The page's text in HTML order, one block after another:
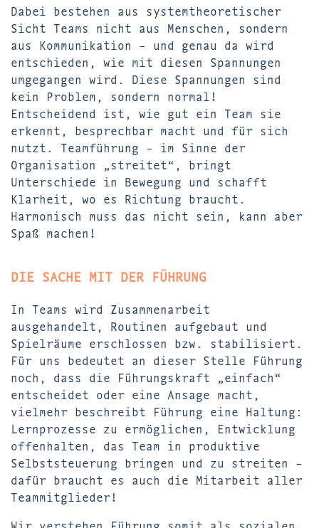
Dabei bestehen aus systemtheoretischer
Sicht Teams nicht aus Menschen, sondern
aus Kommunikation – und genau da wird
entschieden, wie mit diesen Spannungen
umgegangen wird. Diese Spannungen sind
kein Problem, sondern normal!
Entscheidend ist, wie gut ein Team sie
erkennt, besprechbar macht und für sich
nutzt. Teamführung – im Sinne der
Organisation „streitet“, bringt
Unterschiede in Bewegung und schafft
Klarheit, wo es Richtung braucht.
Harmonisch muss das nicht sein, kann aber
Spaß machen!
DIE SACHE MIT DER FÜHRUNG
In Teams wird Zusammenarbeit
ausgehandelt, Routinen aufgebaut und
Spielräume erschlossen bzw. stabilisiert.
Für uns bedeutet an dieser Stelle Führung
noch, dass die Führungskraft „einfach“
entscheidet oder eine Ansage macht,
vielmehr beschreibt Führung eine Haltung:
Lernprozesse zu ermöglichen, Entwicklung
offenhalten, das Team in produktive
Selbststeuerung bringen und zu streiten –
dafür braucht es auch die Mitarbeit aller
Teammitglieder!